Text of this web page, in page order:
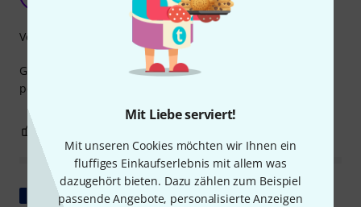
Mit Liebe serviert!
Mit unseren Cookies möchten wir Ihnen ein
fluffiges Einkaufserlebnis mit allem was
dazugehört bieten. Dazu zählen zum Beispiel
passende Angebote, personalisierte Anzeigen
Good replacement for my shure belt pack clip and it fits
perfectly.
Verarbeitung
Original zeigen